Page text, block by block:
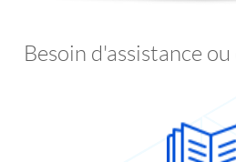
Besoin d'assistance